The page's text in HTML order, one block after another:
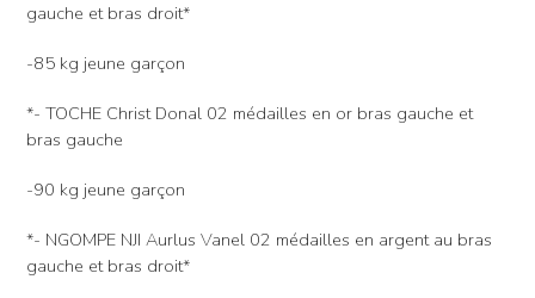
gauche et bras droit*
-85 kg jeune garçon
*- TOCHE Christ Donal 02 médailles en or bras gauche et
bras gauche
-90 kg jeune garçon
*- NGOMPE NJI Aurlus Vanel 02 médailles en argent au bras
gauche et bras droit*